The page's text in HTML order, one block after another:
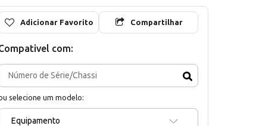
Adicionar Favorito Compartilhar
com:
selecione um modelo:
Equipamento